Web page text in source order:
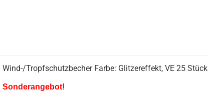
Wind-/Tropfschutzbecher Farbe: Glitzereffekt, VE 25 Stück
Sonderangebot!